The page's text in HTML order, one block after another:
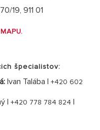
19, 911 01
špecialistov:
Ivan Talába | +420 602
| +420 778 784 824 |